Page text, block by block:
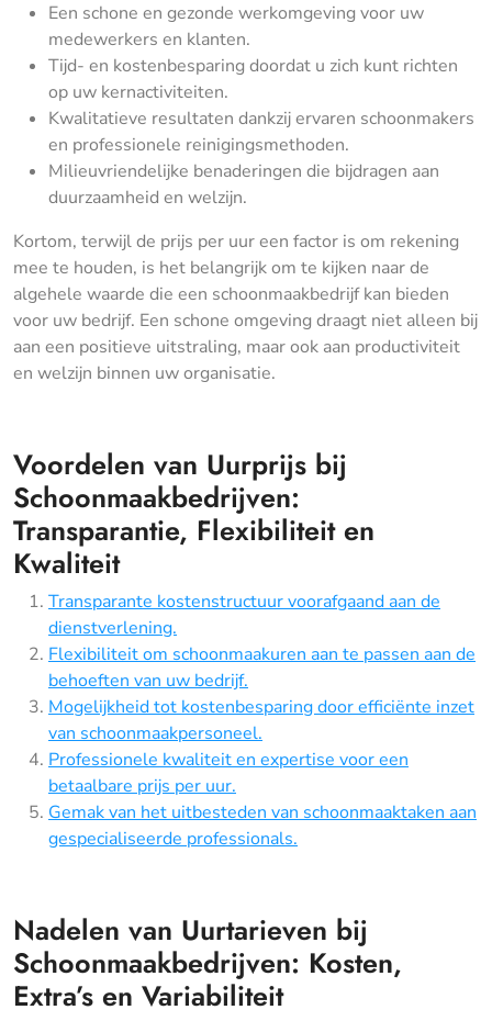
Een schone en gezonde werkomgeving voor uw
medewerkers en klanten.
Tijd- en kostenbesparing doordat u zich kunt richten
op uw kernactiviteiten.
Kwalitatieve resultaten dankzij ervaren schoonmakers
en professionele reinigingsmethoden.
Milieuvriendelijke benaderingen die bijdragen aan
duurzaamheid en welzijn.
Kortom, terwijl de prijs per uur een factor is om rekening
mee te houden, is het belangrijk om te kijken naar de
algehele waarde die een schoonmaakbedrijf kan bieden
voor uw bedrijf. Een schone omgeving draagt niet alleen bij
aan een positieve uitstraling, maar ook aan productiviteit
en welzijn binnen uw organisatie.
Voordelen van Uurprijs bij
Schoonmaakbedrijven:
Transparantie, Flexibiliteit en
Kwaliteit
Transparante kostenstructuur voorafgaand aan de
dienstverlening.
Flexibiliteit om schoonmaakuren aan te passen aan de
behoeften van uw bedrijf.
Mogelijkheid tot kostenbesparing door efficiënte inzet
van schoonmaakpersoneel.
Professionele kwaliteit en expertise voor een
betaalbare prijs per uur.
Gemak van het uitbesteden van schoonmaaktaken aan
gespecialiseerde professionals.
Nadelen van Uurtarieven bij
Schoonmaakbedrijven: Kosten,
Extra’s en Variabiliteit